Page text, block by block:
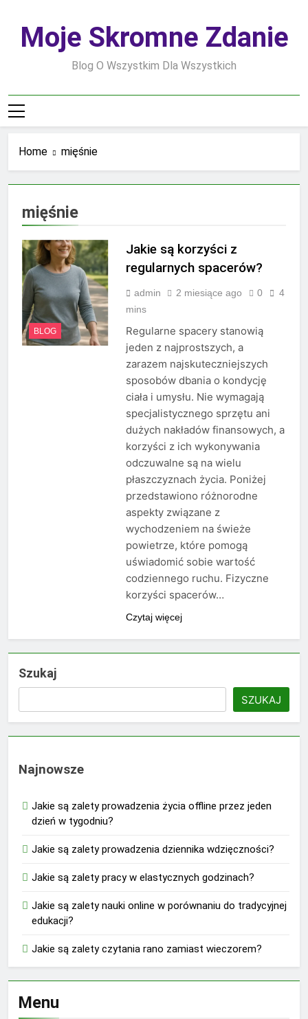
contentMoje Skromne Zdanie
Blog O Wszystkim Dla Wszystkich
Home mięśnie
mięśnie
BLOG
Jakie są korzyści z
regularnych spacerów?
admin 2 miesiące ago 0
4
mins
Regularne spacery stanowią
jeden z najprostszych, a
zarazem najskuteczniejszych
sposobów dbania o kondycję
ciała i umysłu. Nie wymagają
specjalistycznego sprzętu ani
dużych nakładów finansowych, a
korzyści z ich wykonywania
odczuwalne są na wielu
płaszczyznach życia. Poniżej
przedstawiono różnorodne
aspekty związane z
wychodzeniem na świeże
powietrze, które pomogą
uświadomić sobie wartość
codziennego ruchu. Fizyczne
korzyści spacerów…
Czytaj więcej
Szukaj
SZUKAJ
Najnowsze
Jakie są zalety prowadzenia życia offline przez jeden
dzień w tygodniu?
Jakie są zalety prowadzenia dziennika wdzięczności?
Jakie są zalety pracy w elastycznych godzinach?
Jakie są zalety nauki online w porównaniu do tradycyjnej
edukacji?
Jakie są zalety czytania rano zamiast wieczorem?
Menu